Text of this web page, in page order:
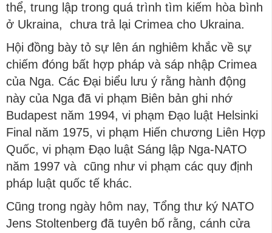
thể, trung lập trong quá trình tìm kiếm hòa bình
ở Ukraina, chưa trả lại Crimea cho Ukraina.
Hội đồng bày tỏ sự lên án nghiêm khắc về sự
chiếm đóng bất hợp pháp và sáp nhập Crimea
của Nga. Các Đại biểu lưu ý rằng hành động
này của Nga đã vi phạm Biên bản ghi nhớ
Budapest năm 1994, vi phạm Đạo luật Helsinki
Final năm 1975, vi phạm Hiến chương Liên Hợp
Quốc, vi phạm Đạo luật Sáng lập Nga-NATO
năm 1997 và cũng như vi phạm các quy định
pháp luật quốc tế khác.
Cũng trong ngày hôm nay, Tổng thư ký NATO
Jens Stoltenberg đã tuyên bố rằng, cánh cửa